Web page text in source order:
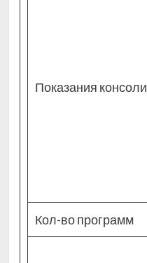
Показания консоли
Кол-во программ